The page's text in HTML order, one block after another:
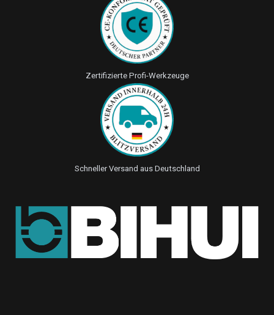
Zertifizierte Profi-Werkzeuge
Schneller Versand aus Deutschland